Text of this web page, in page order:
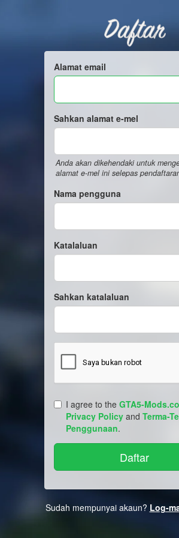
Daftar
Alamat email
Sahkan alamat e-mel
Anda akan dikehendaki untuk
alamat e-mel ini selepas
Nama pengguna
Katalaluan
Sahkan katalaluan
I agree to the GTA5-
Privacy Policy and Terma-
Penggunaan.
Sudah mempunyai akaun? Log-